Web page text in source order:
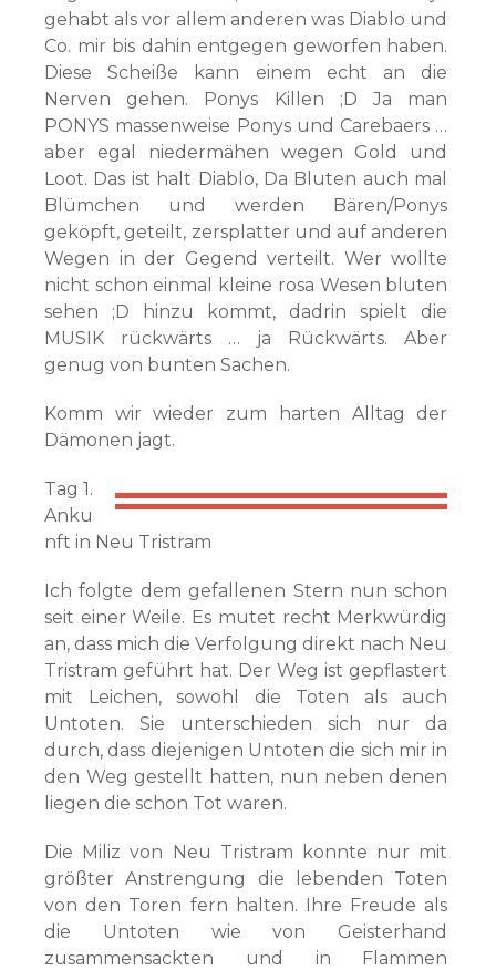
gehabt als vor allem anderen was Diablo und
Co. mir bis dahin entgegen geworfen haben.
Diese Scheiße kann einem echt an die
Nerven gehen. Ponys Killen ;D Ja man
PONYS massenweise Ponys und Carebaers …
aber egal niedermähen wegen Gold und
Loot. Das ist halt Diablo, Da Bluten auch mal
Blümchen und werden Bären/Ponys
geköpft, geteilt, zersplatter und auf anderen
Wegen in der Gegend verteilt. Wer wollte
nicht schon einmal kleine rosa Wesen bluten
sehen ;D hinzu kommt, dadrin spielt die
MUSIK rückwärts … ja Rückwärts. Aber
genug von bunten Sachen.
Komm wir wieder zum harten Alltag der
Dämonen jagt.
Tag 1.
Anku
nft in Neu Tristram
Ich folgte dem gefallenen Stern nun schon
seit einer Weile. Es mutet recht Merkwürdig
an, dass mich die Verfolgung direkt nach Neu
Tristram geführt hat. Der Weg ist gepflastert
mit Leichen, sowohl die Toten als auch
Untoten. Sie unterschieden sich nur da
durch, dass diejenigen Untoten die sich mir in
den Weg gestellt hatten, nun neben denen
liegen die schon Tot waren.
Die Miliz von Neu Tristram konnte nur mit
größter Anstrengung die lebenden Toten
von den Toren fern halten. Ihre Freude als
die Untoten wie von Geisterhand
zusammensackten und in Flammen